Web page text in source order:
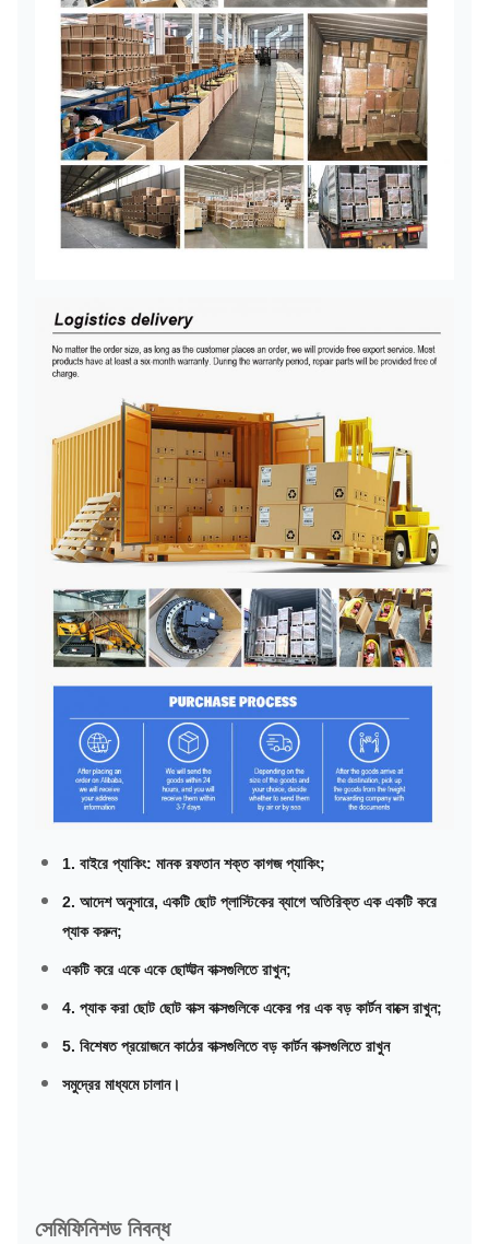
1. বাইরে প্যাকিং: মানক রফতান শক্ত কাগজ প্যাকিং;
2. আদেশ অনুসারে, একটি ছোট প্লাস্টিকের ব্যাগে অতিরিক্ত এক একটি করে
প্যাক করুন;
একটি করে একে একে ছোট্ট্টন বাক্সগুলিতে রাখুন;
4. প্যাক করা ছোট ছোট বাক্স বাক্সগুলিকে একের পর এক বড় কার্টন বাক্সে রাখুন;
5. বিশেষত প্রয়োজনে কাঠের বাক্সগুলিতে বড় কার্টন বাক্সগুলিতে রাখুন
সমুদ্রের মাধ্যমে চালান।
সেমিফিনিশড নিবন্ধ